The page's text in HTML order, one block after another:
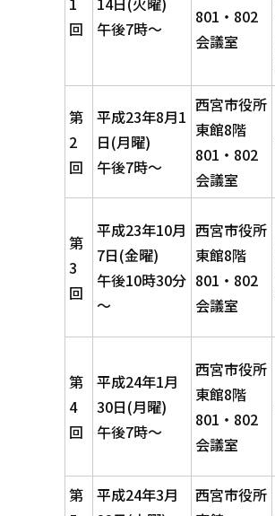
回
午後7時～
801・802
会議室
第
2
回
平成23年8月1
日(月曜)
午後7時～
西宮市役所
東館8階
801・802
会議室
第
3
回
平成23年10月
7日(金曜)
午後10時30分
～
西宮市役所
東館8階
801・802
会議室
第
4
回
平成24年1月
30日(月曜)
午後7時～
西宮市役所
東館8階
801・802
会議室
第
平成24年3月
西宮市役所